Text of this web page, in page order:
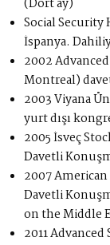
(Dört ay)
Social Security
İspanya.
2002
Montreal)
2003 Viyana
yurt dışı
2005 İsveç
Davetli
2007
Davetli
on the Middle
2011